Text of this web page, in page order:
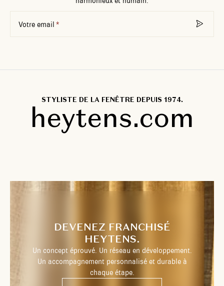
Votre email
STYLISTE DE LA FENÊTRE DEPUIS 1974.
heytens.com
DEVENEZ FRANCHISÉ
HEYTENS.
Un concept éprouvé. Un réseau en développement.
Un accompagnement personnalisé et durable à
chaque étape.